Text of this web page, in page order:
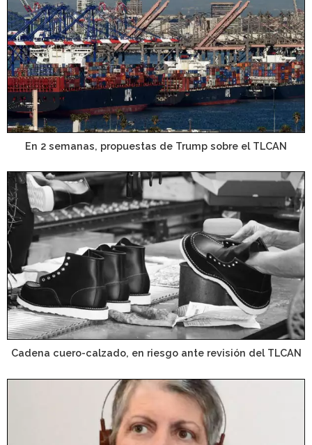
En 2 semanas, propuestas de Trump sobre el TLCAN
Cadena cuero-calzado, en riesgo ante revisión del TLCAN